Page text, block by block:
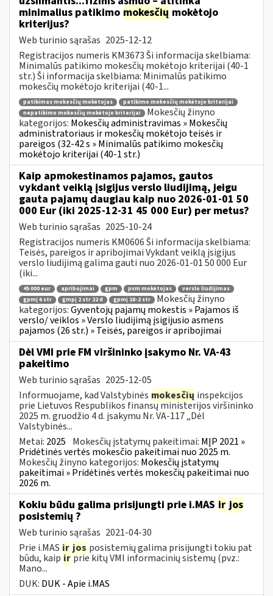
minimalius patikimo mokesčių mokėtojo
kriterijus?
Web turinio sąrašas 2025-12-12
Registracijos numeris KM3673 Ši informacija skelbiama:
Minimalūs patikimo mokesčių mokėtojo kriterijai (40-1
str.) Ši informacija skelbiama: Minimalūs patikimo
mokesčių mokėtojo kriterijai (40-1...
patikimas mokesčių mokėtojas
patikimo mokesčių mokėtojo kriterijai
nepatikimo mokesčių mokėtojo kriterijai
Mokesčių žinyno
kategorijos: Mokesčių administravimas » Mokesčių
administratoriaus ir mokesčių mokėtojo teisės ir
pareigos (32-42 s » Minimalūs patikimo mokesčių
mokėtojo kriterijai (40-1 str.)
Kaip apmokestinamos pajamos, gautos
vykdant veiklą įsigijus verslo liudijimą, jeigu
gauta pajamų daugiau kaip nuo 2026-01-01 50
000 Eur (iki 2025-12-31 45 000 Eur) per metus?
Web turinio sąrašas 2025-10-24
Registracijos numeris KM0606 Ši informacija skelbiama:
Teisės, pareigos ir apribojimai Vykdant veiklą įsigijus
verslo liudijimą galima gauti nuo 2026-01-01 50 000 Eur
(iki...
45 000 eur apribojimai gpm pvm mokėtojas
verslo liudijimas
gpmį 6 str
gmpį 2 str 22 d gpmį 18-2 str
Mokesčių žinyno
kategorijos:Gyventojų pajamų mokestis » Pajamos iš
verslo/ veiklos » Verslo liudijimą įsigijusio asmens
pajamos (26 str.) » Teisės, pareigos ir apribojimai
Dėl VMI prie FM viršininko įsakymo Nr. VA-43
pakeitimo
Web turinio sąrašas 2025-12-05
Informuojame, kad Valstybinės mokesčių inspekcijos
prie Lietuvos Respublikos finansų ministerijos viršininko
2025 m. gruodžio 4 d. įsakymu Nr. VA-117 „Dėl
Valstybinės...
Metai: 2025 Mokesčių įstatymų pakeitimai: MĮP 2021 »
Pridėtinės vertės mokesčio pakeitimai nuo 2025 m.
Mokesčių žinyno kategorijos: Mokesčių įstatymų
pakeitimai » Pridėtinės vertės mokesčių pakeitimai nuo
2026 m.
Kokiu būdu galima prisijungti prie i.MAS ir jos
posistemių ?
Web turinio sąrašas 2021-04-30
Prie i.MAS ir jos posistemių galima prisijungti tokiu pat
būdu, kaipirprie kitų VMI informacinių sistemų (pvz.:
Mano...
DUK: DUK - Apie i.MAS